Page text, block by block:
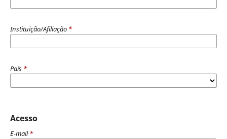
Instituição/Afiliação *
País *
Acesso
E-mail*